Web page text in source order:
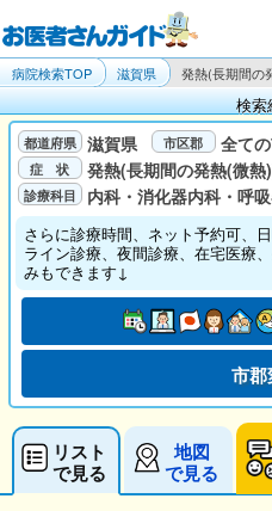
病院検索TOP 滋賀県 発熱(長期間の
検索
滋賀県
全て
発熱(長期間の発熱(微熱
内科・消化器内科・呼
さらに診療時間、ネット予約可、
ライン診療、夜間診療、在宅医療
みもできます↓
市
リスト
で見る
地図
で見る